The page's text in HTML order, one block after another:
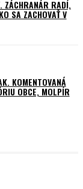
ZÁCHRANÁR RADÍ,
SA ZACHOVAŤ V
KOMENTOVANÁ
OBCE, MOLPÍR